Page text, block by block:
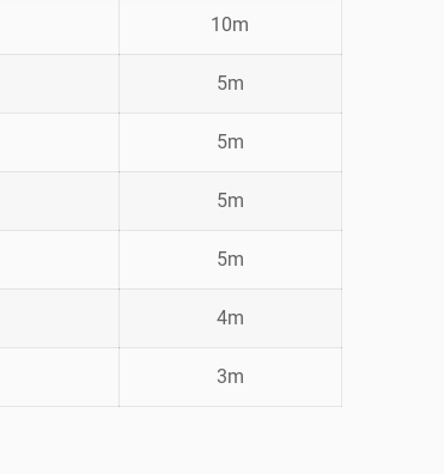
10m
5m
5m
5m
5m
4m
3m